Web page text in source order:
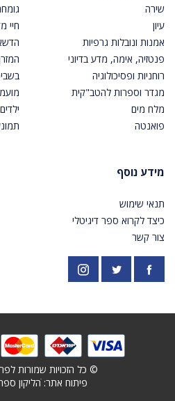
שירה
עיון
אמנות ונובלות גרפיות
פנטזיה, אימה, מדע בדיוני
רוחניות ופסיכולוגיה
מגדר וספרות להטב"קית
מלח מים
פואנטה
חיי
ילדים
מידע נוסף
תנאי שימוש
כיצד לקרוא ספר דיגיטלי
צור קשר
פייסבוק PardesPublish
אינסטגרם
© כל הזכויות שמורות
פיתוח אתר: ׁהליקון